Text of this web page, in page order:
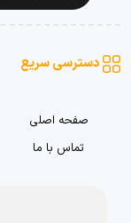
دسترسی سریع
صفحه اصلی
تماس با ما